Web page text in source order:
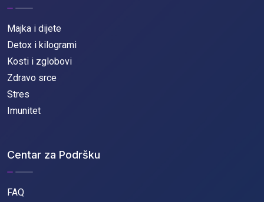
Majka i dijete
Detox i kilogrami
Kosti i zglobovi
Zdravo srce
Stres
Imunitet
Centar za Podršku
FAQ